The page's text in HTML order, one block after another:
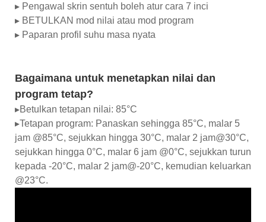
▸ Pengawal skrin sentuh boleh atur cara 7 inci
▸ BETULKAN mod nilai atau mod program
▸ Paparan profil suhu masa nyata
Bagaimana untuk menetapkan nilai dan
program tetap?
▸Betulkan tetapan nilai: 85°C
▸Tetapan program: Panaskan sehingga 85°C, malar 5
jam @85°C, sejukkan hingga 30°C, malar 2 jam@30°C,
sejukkan hingga 0°C, malar 6 jam @0°C, sejukkan turun
kepada -20°C, malar 2 jam@-20°C, kemudian keluarkan
@23°C.